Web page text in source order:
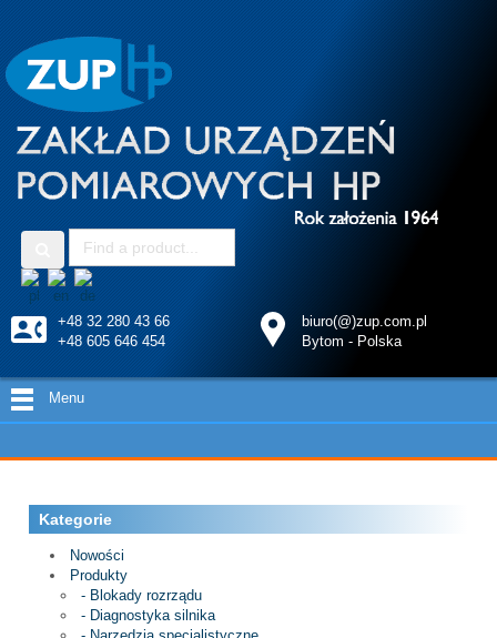
+48 32 280 43 66
+48 605 646 454
biuro(@)zup.com.pl
Bytom - Polska
Menu
Kategorie
Nowości
Produkty
- Blokady rozrządu
- Diagnostyka silnika